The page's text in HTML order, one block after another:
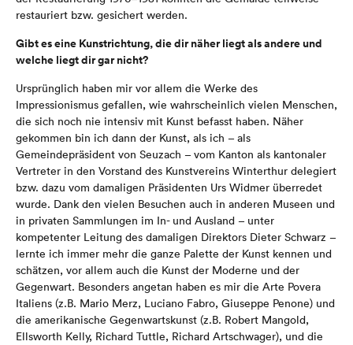
restauriert bzw. gesichert werden.
Gibt es eine Kunstrichtung, die dir näher liegt als andere und
welche liegt dir gar nicht?
Ursprünglich haben mir vor allem die Werke des
Impressionismus gefallen, wie wahrscheinlich vielen Menschen,
die sich noch nie intensiv mit Kunst befasst haben. Näher
gekommen bin ich dann der Kunst, als ich – als
Gemeindepräsident von Seuzach – vom Kanton als kantonaler
Vertreter in den Vorstand des Kunstvereins Winterthur delegiert
bzw. dazu vom damaligen Präsidenten Urs Widmer überredet
wurde. Dank den vielen Besuchen auch in anderen Museen und
in privaten Sammlungen im In- und Ausland – unter
kompetenter Leitung des damaligen Direktors Dieter Schwarz –
lernte ich immer mehr die ganze Palette der Kunst kennen und
schätzen, vor allem auch die Kunst der Moderne und der
Gegenwart. Besonders angetan haben es mir die Arte Povera
Italiens (z.B. Mario Merz, Luciano Fabro, Giuseppe Penone) und
die amerikanische Gegenwartskunst (z.B. Robert Mangold,
Ellsworth Kelly, Richard Tuttle, Richard Artschwager), und die